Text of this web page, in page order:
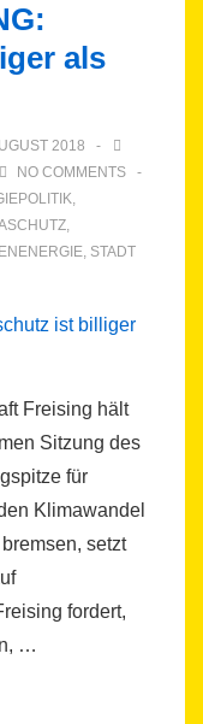
als
2018
NO COMMENTS
,
,
, STADT
Freising hält
Sitzung des
für
Klimawandel
setzt
fordert,
…